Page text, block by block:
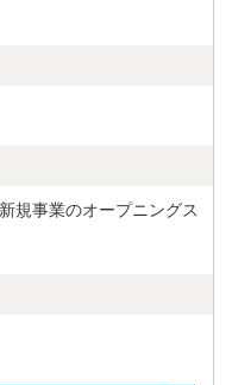
規事業のオープニングス